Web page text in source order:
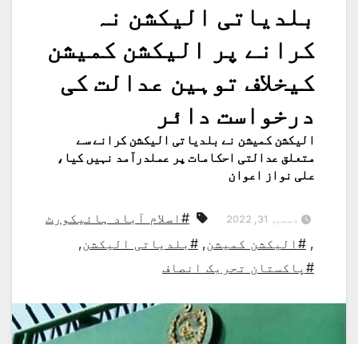
بلدیاتی الیکشن نہ
کرانے پر الیکشن کمیشن
کیخلاف توہین عدالت کی
درخواست دائر
الیکشن کمیشن نے بلدیاتی الیکشن کرانے سے
متعلق عدالتی احکامات پر عملدرآمد نہیں کیا،
علی نواز اعوان
دسمبر 31, 2022
#اسلام آباد ہائیکورٹ
, #الیکشن کمیشن, #بلدیاتی الیکشن,
#پاکستان تحریک انصاف